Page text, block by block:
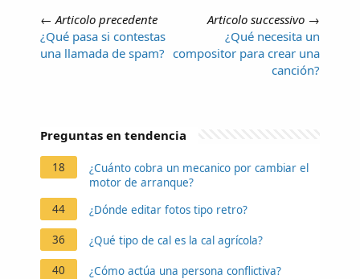
← Articolo precedente
¿Qué pasa si contestas
una llamada de spam?
Articolo successivo →
¿Qué necesita un
compositor para crear una
canción?
Preguntas en tendencia
18
¿Cuánto cobra un mecanico por cambiar el
motor de arranque?
44
¿Dónde editar fotos tipo retro?
36 ¿Qué tipo de cal es la cal agrícola?
40 ¿Cómo actúa una persona conflictiva?